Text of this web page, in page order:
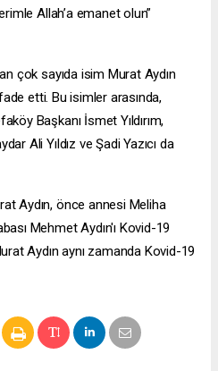
Allah’a emanet olun”
çok sayıda isim Murat Aydın
etti. Bu isimler arasında,
Başkanı İsmet Yıldırım,
Ali Yıldız ve Şadi Yazıcı da
Aydın, önce annesi Meliha
Mehmet Aydın'ı Kovid-19
Aydın aynı zamanda Kovid-19